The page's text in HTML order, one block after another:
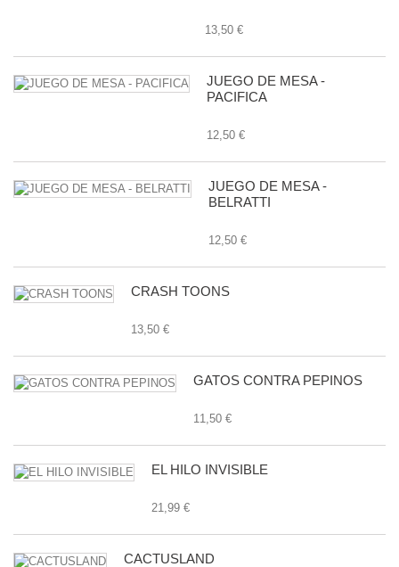
13,50 €
JUEGO DE MESA -
PACIFICA
12,50 €
JUEGO DE MESA -
BELRATTI
12,50 €
CRASH TOONS
13,50 €
GATOS CONTRA PEPINOS
11,50 €
EL HILO INVISIBLE
21,99 €
CACTUSLAND